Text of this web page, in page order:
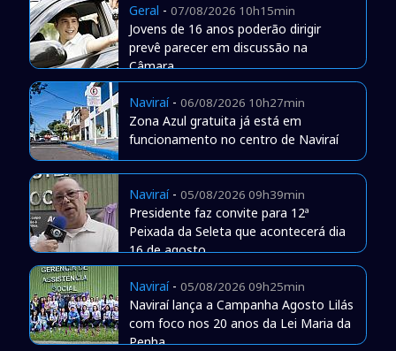
Geral - 07/08/2026 10h15min
Jovens de 16 anos poderão dirigir
prevê parecer em discussão na
Câmara
Naviraí- 06/08/2026 10h27min
Zona Azul gratuita já está em
funcionamento no centro de Naviraí
Naviraí- 05/08/2026 09h39min
Presidente faz convite para 12ª
Peixada da Seleta que acontecerá dia
16 de agosto
Naviraí- 05/08/2026 09h25min
Naviraí lança a Campanha Agosto Lilás
com foco nos 20 anos da Lei Maria da
Penha